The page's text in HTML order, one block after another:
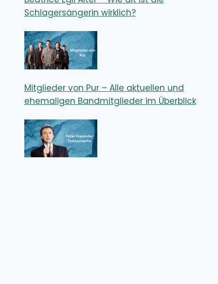
Schlagersängerin wirklich?
Mitglieder von Pur – Alle aktuellen und
ehemaligen Bandmitglieder im Überblick